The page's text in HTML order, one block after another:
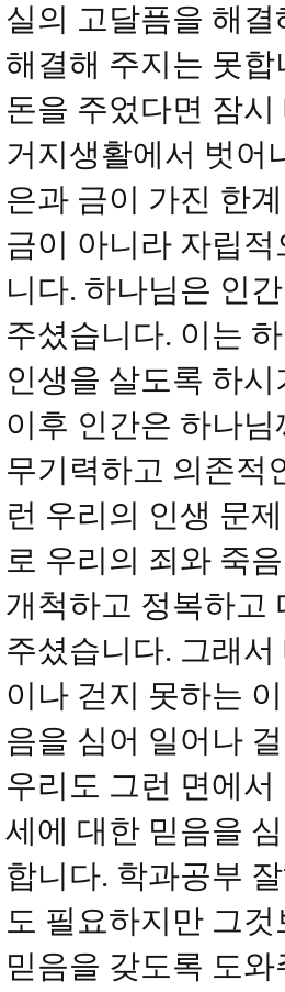
실의 고달픔을 해
해결해 주지는 못
돈을 주었다면 잠
거지생활에서 벗어
은과 금이 가진 한
금이 아니라 자립
니다. 하나님은 인
주셨습니다. 이는
인생을 살도록 하
이후 인간은 하나
무기력하고 의존적
런 우리의 인생 문
로 우리의 죄와 죽
개척하고 정복하고
주셨습니다. 그래
이나 걷지 못하는
음을 심어 일어나
우리도 그런 면에
세에 대한 믿음을
합니다. 학과공부
도 필요하지만 그
믿음을 갖도록 도